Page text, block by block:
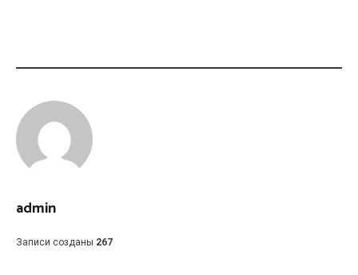
admin
Записи созданы 267